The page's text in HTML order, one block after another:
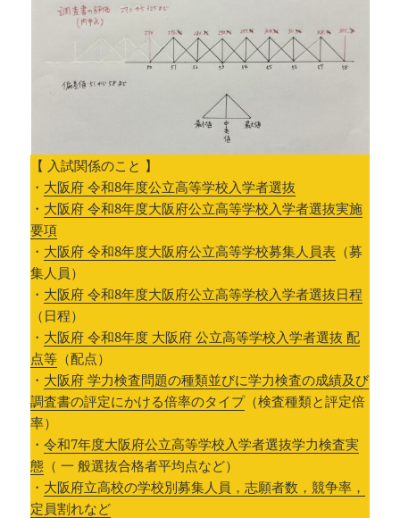
【 入試関係のこと 】
・ 大阪府 令和8年度公立高等学校入学者選抜
・ 大阪府 令和8年度大阪府公立高等学校入学者選抜実施
要項
・ 大阪府 令和8年度大阪府公立高等学校募集人員表 （募
集人員）
・ 大阪府 令和8年度大阪府公立高等学校入学者選抜日程
（日程）
・ 大阪府 令和8年度 大阪府 公立高等学校入学者選抜 配
点等 （配点）
・ 大阪府 学力検査問題の種類並びに学力検査の成績及び
調査書の評定にかける倍率のタイプ（検査種類と評定倍
率）
・令和7年度大阪府公立高等学校入学者選抜学力検査実
態 （ 一 般選抜合格者平均点など）
・ 大阪府立高校の学校別募集人員，志願者数，競争率，
定員割れなど